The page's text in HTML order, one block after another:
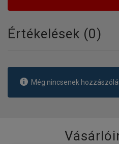
Értékelések (0)
Még nincsenek